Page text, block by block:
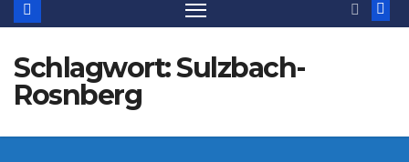
Schlagwort:Sulzbach-
Rosnberg